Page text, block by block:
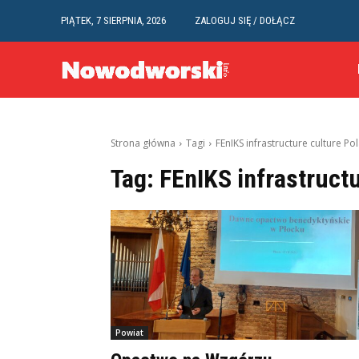
PIĄTEK, 7 SIERPNIA, 2026 ZALOGUJ SIĘ / DOŁĄCZ
Strona główna Tagi FEnIKS infrastructure culture
Tag: FEnIKS
Powiat